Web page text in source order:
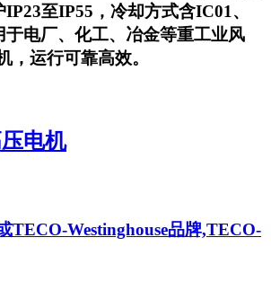
至IP55，冷却方式含IC01、
于电厂、化工、冶金等重工业风
，运行可靠高效。
电机
TECO-Westinghouse品牌,TECO-